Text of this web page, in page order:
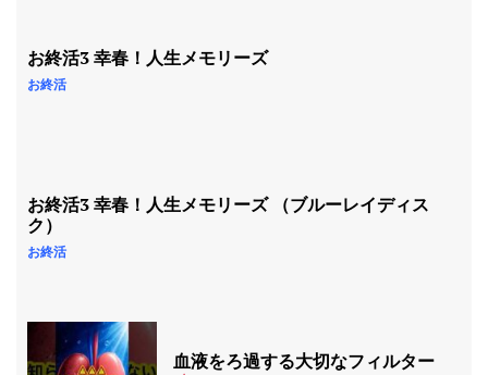
お終活3 幸春！人生メモリーズ
お終活
お終活3 幸春！人生メモリーズ （ブルーレイディス
ク）
お終活
血液をろ過する大切なフィルター